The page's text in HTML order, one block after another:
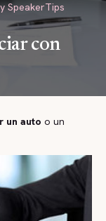
SpeakerTips
con
un auto o un